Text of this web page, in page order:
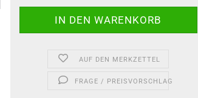
AUF DEN MERKZETTEL
FRAGE / PREISVORSCHLAG